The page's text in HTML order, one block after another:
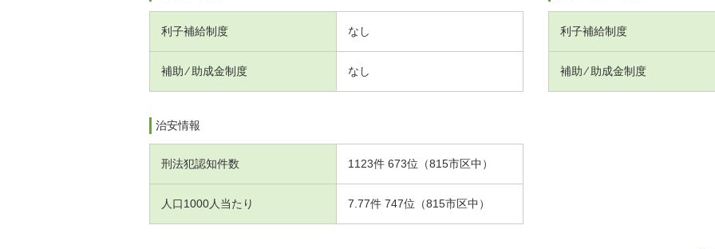
利子補給制度 なし
補助 ⁄ 助成金制度 なし
利子補給制度
補助 ⁄ 助成金制度
治安情報
刑法犯認知件数 1123件 673位（815市区中）
人口1000人当たり 7.77件 747位（815市区中）